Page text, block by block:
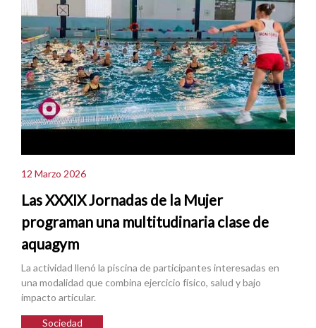
12 Marzo 2026
Las XXXIX Jornadas de la Mujer
programan una multitudinaria clase de
aquagym
La actividad llenó la piscina de participantes interesadas en
una modalidad que combina ejercicio físico, salud y bajo
impacto articular.
Sociedad